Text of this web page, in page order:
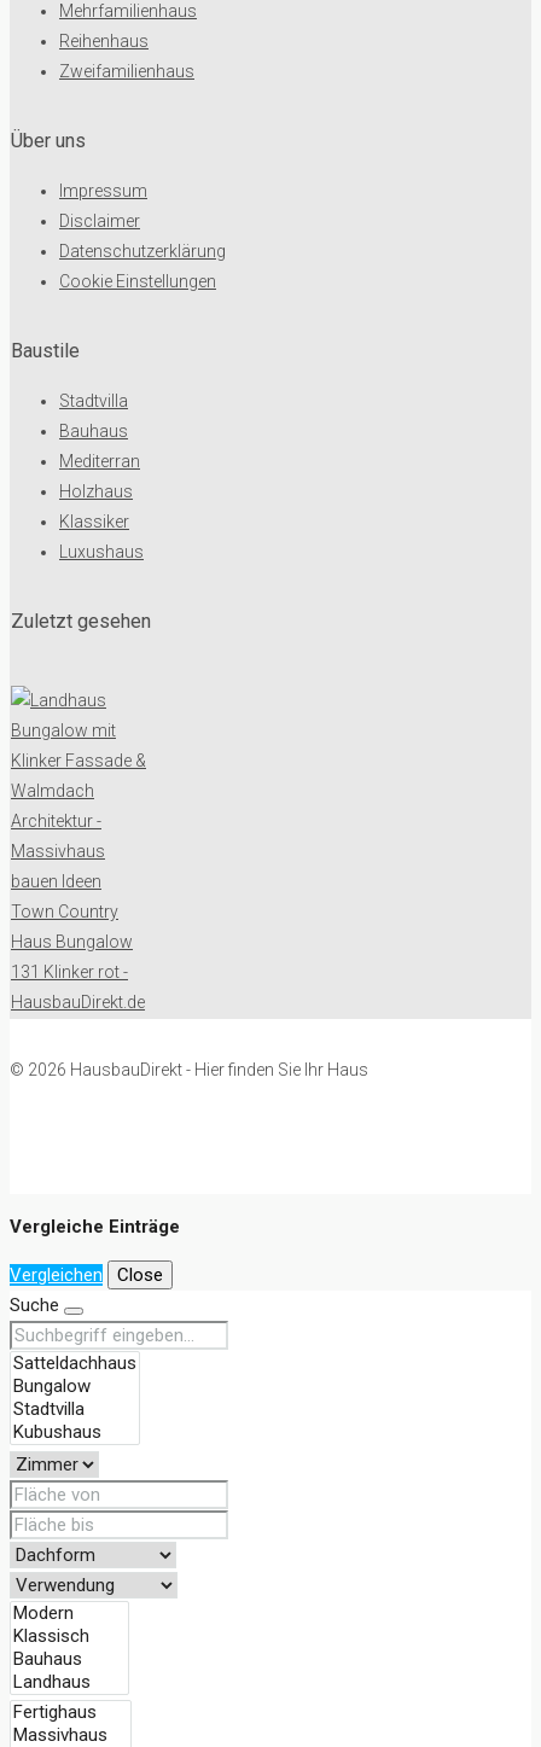
Mehrfamilienhaus
Reihenhaus
Zweifamilienhaus
Baustile
Stadtvilla
Bauhaus
Mediterran
Holzhaus
Klassiker
Luxushaus
Über uns
Impressum
Disclaimer
Datenschutzerklärung
Cookie Einstellungen
Zuletzt gesehen
© 2026 HausbauDirekt - Hier finden Sie Ihr Haus
Vergleiche Einträge
Vergleichen
Close
Suche